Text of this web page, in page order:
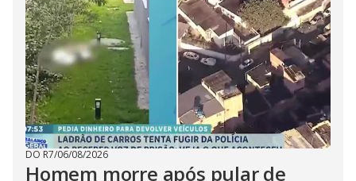
DO R7/06/08/2026
Homem morre após pular de